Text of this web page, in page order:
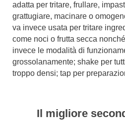
adatta per tritare, frullare,
grattugiare, macinare o
va invece usata per tritare
come noci o frutta secca
invece le modalità di
grossolanamente; shake per
troppo densi; tap per
Il migliore